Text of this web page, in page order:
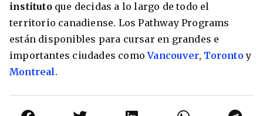
instituto que decidas a lo largo de todo el
territorio canadiense. Los Pathway Programs
están disponibles para cursar en grandes e
importantes ciudades comoVancouver, Toronto y
Montreal.